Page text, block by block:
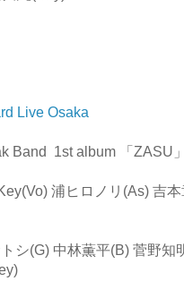
Live Osaka
Band 1st album 「ZASU
浦ヒロノリ(As) 吉
シ(G) 中林薫平(B) 菅野知